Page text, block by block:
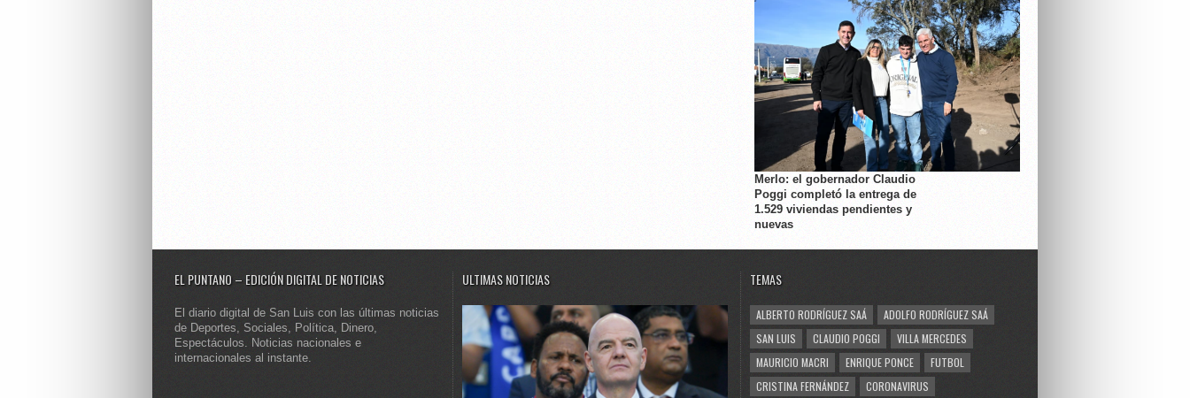
Merlo: el gobernador Claudio
Poggi completó la entrega de
1.529 viviendas pendientes y
nuevas
EL PUNTANO – EDICIÓN DIGITAL DE NOTICIAS
El diario digital de San Luis con las últimas noticias
de Deportes, Sociales, Política, Dinero,
Espectáculos. Noticias nacionales e
internacionales al instante.
ULTIMAS NOTICIAS TEMAS
ALBERTO RODRÍGUEZ SAÁ
ADOLFO RODRÍGUEZ SAÁ
SAN LUIS
CLAUDIO POGGI
VILLA MERCEDES
MAURICIO MACRI
ENRIQUE PONCE
FUTBOL
CRISTINA FERNÁNDEZ
CORONAVIRUS